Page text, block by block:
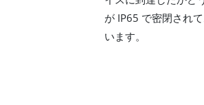
が IP65 で密閉され
います。